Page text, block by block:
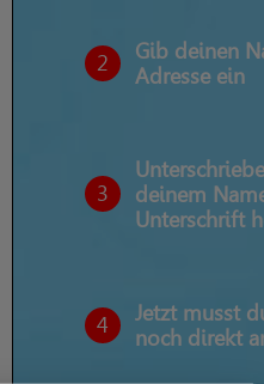
2
Gib deinen
Adresse ein
3
deinem
Unterschrift
4
Jetzt musst
noch direkt